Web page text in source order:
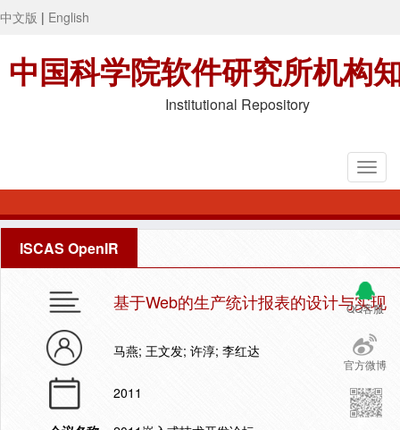
中文版 | English
中国科学院软件研究所机构
Institutional Repository
ISCAS OpenIR
QQ客服
官方微博
基于Web的生产统计报表的设计与实现
马燕; 王文发; 许淳; 李红达
2011